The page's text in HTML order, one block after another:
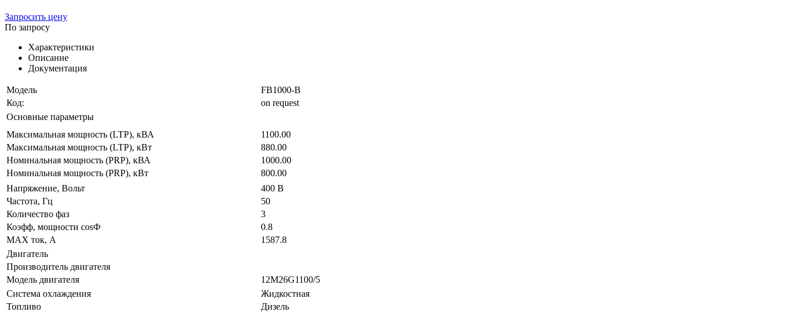
Запросить цену
По запросу
Характеристики
Описание
Документация
Модель
FB1000-B
Код:
on request
Основные параметры
Максимальная мощность (LTP), кВА
1100.00
Максимальная мощность (LTP), кВт
880.00
Номинальная мощность (PRP), кВА
1000.00
Номинальная мощность (PRP), кВт
800.00
Напряжение, Вольт
400 В
Частота, Гц
50
Количество фаз
3
Коэфф, мощности cosФ
0.8
MAX ток, А
1587.8
Двигатель
Производитель двигателя
Модель двигателя
12M26G1100/5
Система охлаждения
Жидкостная
Топливо
Дизель